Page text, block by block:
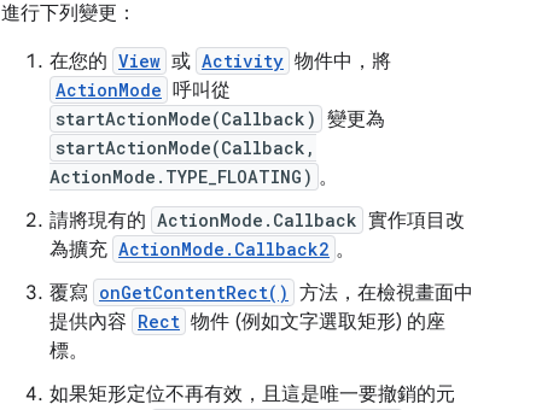
進行下列變更：
在您的 View 或 Activity 物件中，將
ActionMode 呼叫從
startActionMode(Callback) 變更為
startActionMode(Callback,
ActionMode.TYPE_FLOATING) 。
請將現有的 ActionMode.Callback 實作項目改
為擴充 ActionMode.Callback2 。
覆寫 onGetContentRect() 方法，在檢視畫面中
提供內容 Rect 物件 (例如文字選取矩形) 的座
標。
如果矩形定位不再有效，且這是唯一要撤銷的元